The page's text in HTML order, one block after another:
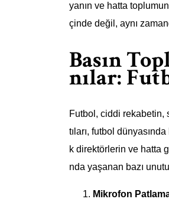
yanın ve hatta
çinde değil, aynı
Basın
nılar:
Futbol, ciddi rekabetin,
tıları, futbol
k direktörlerin ve hatta
nda yaşanan bazı
Mikrofon